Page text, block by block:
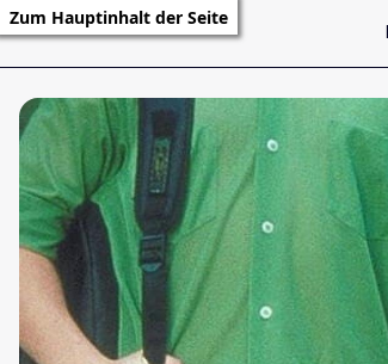
Zum Hauptinhalt der Seite